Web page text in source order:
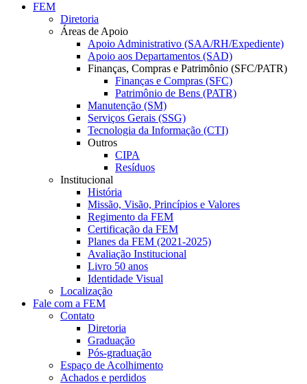
FEM
Diretoria
Áreas de Apoio
Apoio Administrativo (SAA/RH/Expediente)
Apoio aos Departamentos (SAD)
Finanças, Compras e Patrimônio (SFC/PATR)
Finanças e Compras (SFC)
Patrimônio de Bens (PATR)
Manutenção (SM)
Serviços Gerais (SSG)
Tecnologia da Informação (CTI)
Outros
CIPA
Resíduos
Institucional
História
Missão, Visão, Princípios e Valores
Regimento da FEM
Certificação da FEM
Planes da FEM (2021-2025)
Avaliação Institucional
Livro 50 anos
Identidade Visual
Localização
Fale com a FEM
Contato
Diretoria
Graduação
Pós-graduação
Espaço de Acolhimento
Achados e perdidos